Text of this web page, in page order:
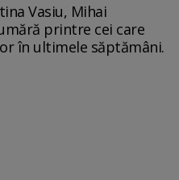
Vasiu, Mihai
printre cei care
în ultimele săptămâni.